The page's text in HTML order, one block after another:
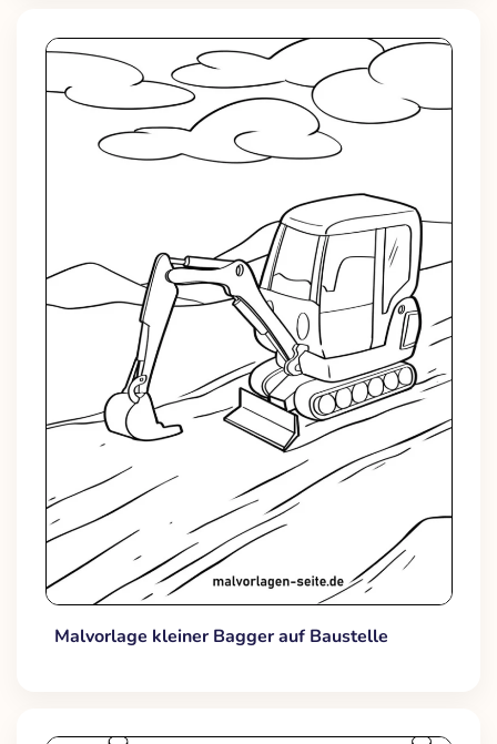
Malvorlage kleiner Bagger auf Baustelle